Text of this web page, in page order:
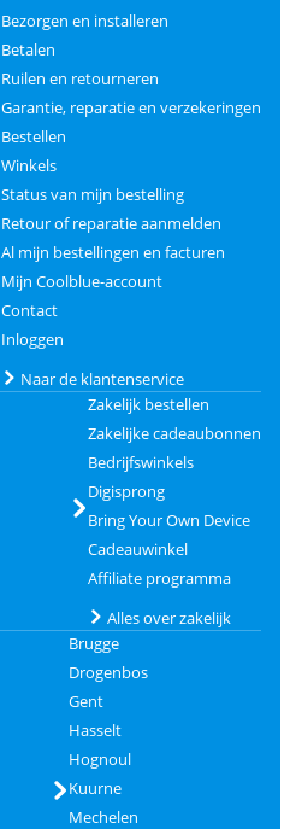
Bezorgen en installeren
Betalen
Ruilen en retourneren
Garantie, reparatie en verzekeringen
Bestellen
Winkels
Status van mijn bestelling
Retour of reparatie aanmelden
Al mijn bestellingen en facturen
Mijn Coolblue-account
Contact
Inloggen
Naar de klantenservice
Zakelijk bestellen
Zakelijke cadeaubonnen
Bedrijfswinkels
Digisprong
Bring Your Own Device
Cadeauwinkel
Affiliate programma
Alles over zakelijk
Brugge
Drogenbos
Gent
Hasselt
Hognoul
Kuurne
Mechelen